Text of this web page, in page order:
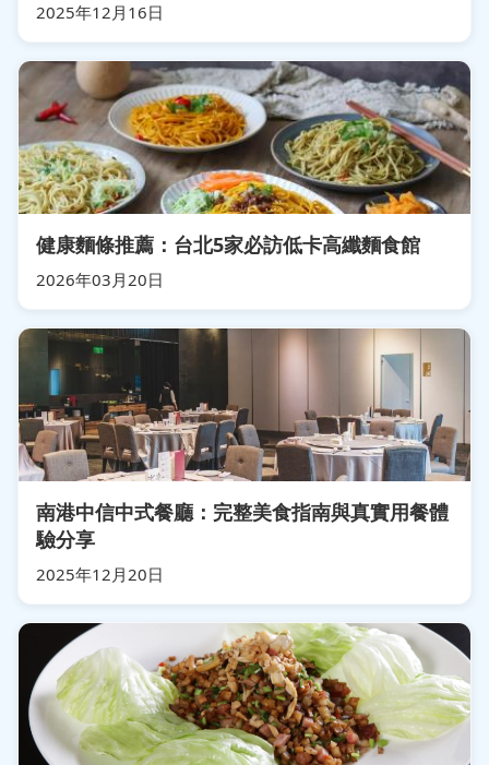
2025年12月16日
健康麵條推薦：台北5家必訪低卡高纖麵食館
2026年03月20日
南港中信中式餐廳：完整美食指南與真實用餐體
驗分享
2025年12月20日